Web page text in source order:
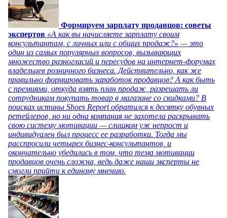
Формируем зарплату продавцов: советы
экспертов «А как вы начисляете зарплату своим
консультантам, с личных или с общих продаж?» — это
один из самых популярных вопросов, вызывающих
множество разногласий и пересудов на интернет-форумах
владельцев розничного бизнеса. Действительно, как же
правильно формировать заработок продавцов? А как быть
с премиями, откуда взять план продаж, разрешать ли
сотрудникам покупать товар в магазине со скидками? В
поисках истины Shoes Report обратился к десятку обувных
ретейлеров, но ни одна компания не захотела раскрывать
свою систему мотивации — слишком уж непрост и
индивидуален был процесс ее разработки. Тогда мы
расспросили четырех бизнес-консультантов, и
окончательно убедились в том, что тема мотивации
продавцов очень сложна, ведь даже наши эксперты не
смогли прийти к единому мнению.